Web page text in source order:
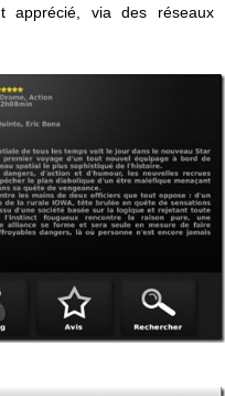
apprécié, via des réseaux